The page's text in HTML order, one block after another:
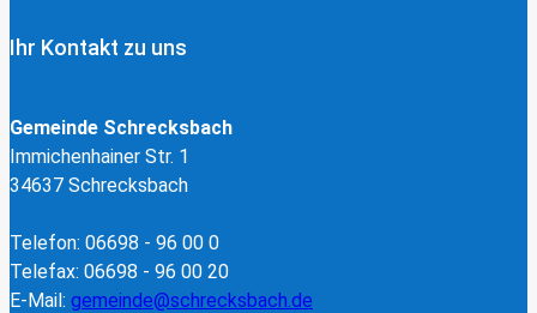
Ihr Kontakt zu uns
Gemeinde Schrecksbach
Immichenhainer Str. 1
34637 Schrecksbach
Telefon: 06698 - 96 00 0
Telefax: 06698 - 96 00 20
E-Mail: gemeinde@schrecksbach.de